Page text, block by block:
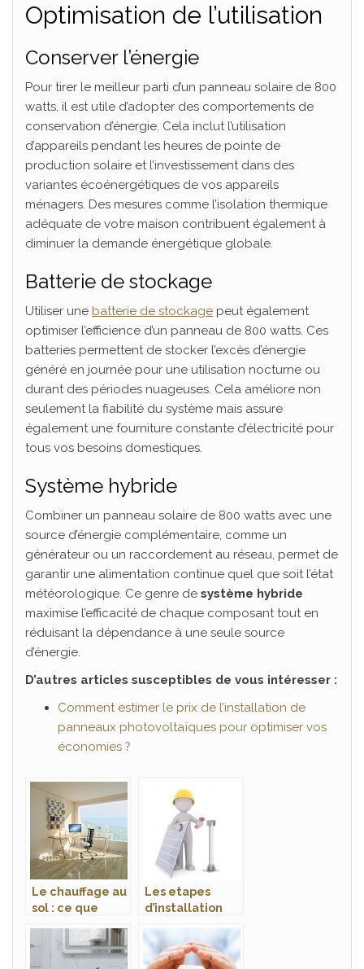
Optimisation de l’utilisation
Conserver l’énergie
Pour tirer le meilleur parti d’un panneau solaire de 800
watts, il est utile d’adopter des comportements de
conservation d’énergie. Cela inclut l’utilisation
d’appareils pendant les heures de pointe de
production solaire et l’investissement dans des
variantes écoénergétiques de vos appareils
ménagers. Des mesures comme l’isolation thermique
adéquate de votre maison contribuent également à
diminuer la demande énergétique globale.
Batterie de stockage
Utiliser une batterie de stockage peut également
optimiser l’efficience d’un panneau de 800 watts. Ces
batteries permettent de stocker l’excès d’énergie
généré en journée pour une utilisation nocturne ou
durant des périodes nuageuses. Cela améliore non
seulement la fiabilité du système mais assure
également une fourniture constante d’électricité pour
tous vos besoins domestiques.
Système hybride
Combiner un panneau solaire de 800 watts avec une
source d’énergie complémentaire, comme un
générateur ou un raccordement au réseau, permet de
garantir une alimentation continue quel que soit l’état
météorologique. Ce genre de système hybride
maximise l’efficacité de chaque composant tout en
réduisant la dépendance à une seule source
d’énergie.
D’autres articles susceptibles de vous intéresser :
Comment estimer le prix de l’installation de
panneaux photovoltaïques pour optimiser vos
économies ?
Le chauffage au
sol : ce que
ement et
avantages
Les etapes
d’installation
solaire